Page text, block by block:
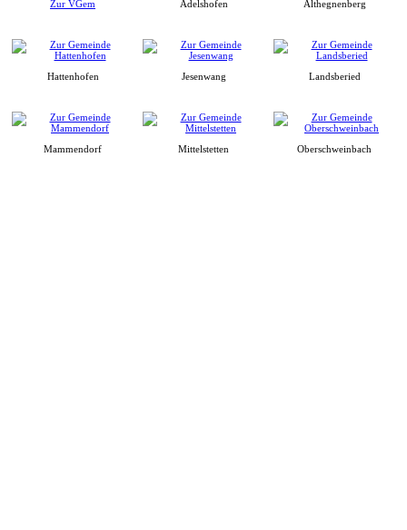
Zur VGem Adelshofen Althegnenberg
Hattenhofen Jesenwang Landsberied
Mammendorf Mittelstetten Oberschweinbach